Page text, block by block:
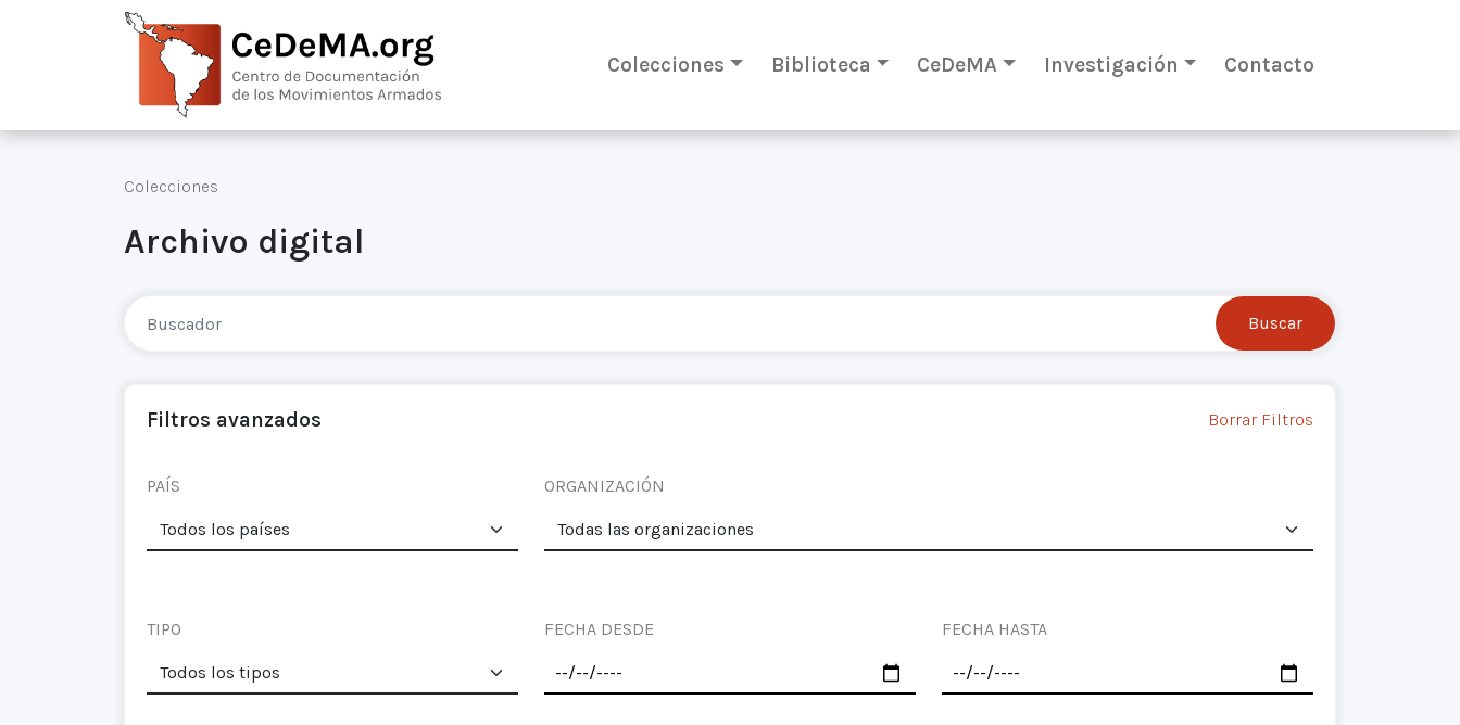
Colecciones Biblioteca CeDeMA Investigación Contacto
Colecciones
Archivo digital
Filtros avanzados Borrar Filtros
PAÍS ORGANIZACIÓN
TIPO FECHA DESDE FECHA HASTA